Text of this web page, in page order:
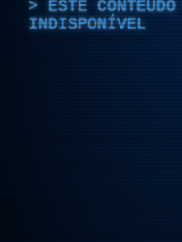
ESTE
INDISPONÍVEL